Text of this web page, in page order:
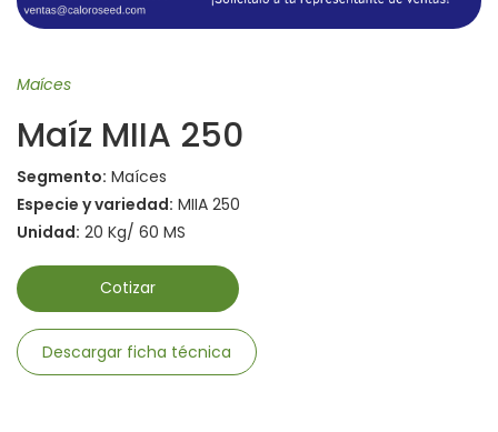
Maíces
Maíz MIIA 250
Segmento: Maíces
Especie y variedad: MIIA 250
Unidad: 20 Kg/ 60 MS
Cotizar
Descargar ficha técnica